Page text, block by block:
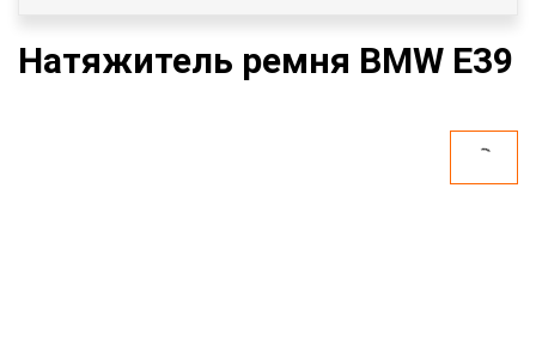
Натяжитель ремня BMW E39